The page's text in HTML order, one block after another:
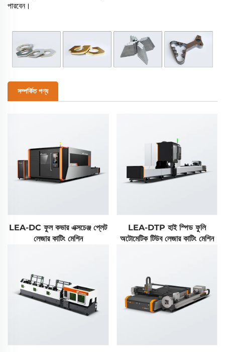
পারবেন।
সম্পর্কিত পণ্য
LEA-DC ফুল কভার এক্সচেঞ্জ প্লেট
লেজার কাটিং মেশিন
LEA-DTP হাই স্পিড ফুলি
অটোমেটিক টিউব লেজার কাটিং মেশিন